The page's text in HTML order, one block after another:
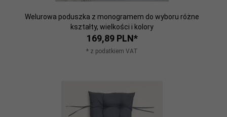
Welurowa poduszka z monogramem do wyboru różne
kształty, wielkości i kolory
169,89 PLN*
* z podatkiem VAT